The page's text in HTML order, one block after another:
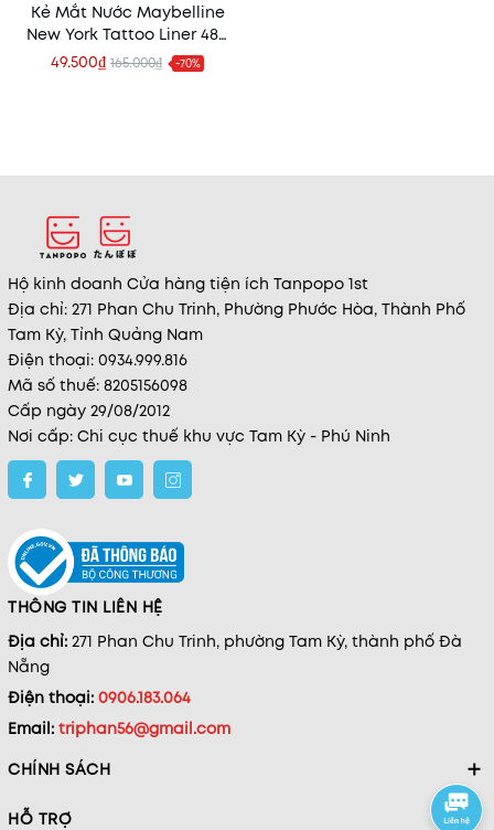
Kẻ Mắt Nước Maybelline
New York Tattoo Liner 48H
Liquid Pen 7ml (HSD
49.500₫ 165.000₫ -70%
Hộ kinh doanh Cửa hàng tiện ích Tanpopo 1st
Địa chỉ: 271 Phan Chu Trinh, Phường Phước Hòa, Thành Phố
Tam Kỳ, Tỉnh Quảng Nam
Điện thoại: 0934.999.816
Mã số thuế: 8205156098
Cấp ngày 29/08/2012
Nơi cấp: Chi cục thuế khu vực Tam Kỳ - Phú Ninh
THÔNG TIN LIÊN HỆ
Địa chỉ: 271 Phan Chu Trinh, phường Tam Kỳ, thành phố Đà
Nẵng
Điện thoại: 0906.183.064
Email: triphan56@gmail.com
CHÍNH SÁCH
HỖ TRỢ